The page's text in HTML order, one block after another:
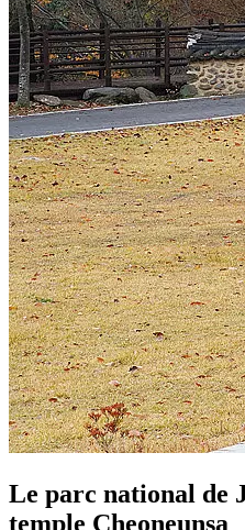
Le parc national de
temple Cheoneunsa